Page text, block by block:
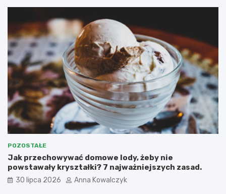
POZOSTAŁE
Jak przechowywać domowe lody, żeby nie
powstawały kryształki? 7 najważniejszych zasad.
30 lipca 2026 Anna Kowalczyk